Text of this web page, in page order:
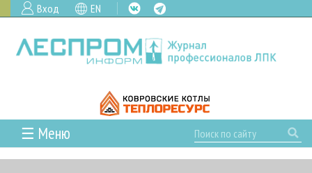
Вход EN
☰ Меню
ГЛАВНАЯ